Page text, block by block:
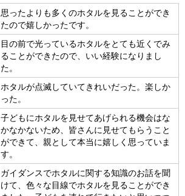
思ったよりも多くのホタルを見ることができ
たので嬉しかったです。
目の前で光っているホタルをとても近くでみ
ることができたので、いい経験になりまし
た。
ホタルが点滅していてきれいだった。楽しか
った。
子どもにホタルを見せてあげられる機会はな
かなかないため、皆さんに見せてもらうこと
ができて、親として本当に嬉しく思っていま
す。
ガイダンスでホタルに関する知識のお話を聞
けて、色々な目線でホタルを見ることができ